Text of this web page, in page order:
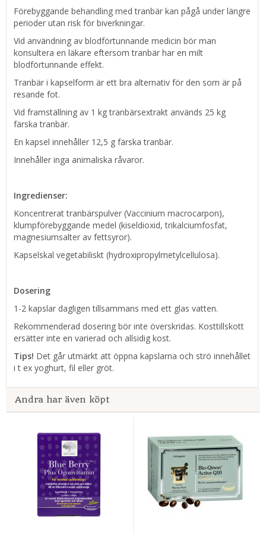
Förebyggande behandling med tranbär kan pågå under längre
perioder utan risk för biverkningar.
Vid användning av blodförtunnande medicin bör man
konsultera en läkare eftersom tranbär har en milt
blodförtunnande effekt.
Tranbär i kapselform är ett bra alternativ för den som är på
resande fot.
Vid framställning av 1 kg tranbärsextrakt används 25 kg
färska tranbär.
En kapsel innehåller 12,5 g färska tranbär.
Innehåller inga animaliska råvaror.
Ingredienser:
Koncentrerat tranbärspulver (Vaccinium macrocarpon),
klumpförebyggande medel (kiseldioxid, trikalciumfosfat,
magnesiumsalter av fettsyror).
Kapselskal vegetabiliskt (hydroxipropylmetylcellulosa).
Dosering
1-2 kapslar dagligen tillsammans med ett glas vatten.
Rekommenderad dosering bör inte överskridas. Kosttillskott
ersätter inte en varierad och allsidig kost.
Tips! Det går utmärkt att öppna kapslarna och strö innehållet
i t ex yoghurt, fil eller gröt.
Andra har även köpt